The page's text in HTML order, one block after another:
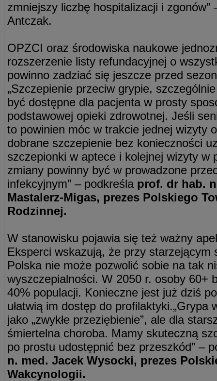
zmniejszy liczbę hospitalizacji i zgonów”
Antczak.
OPZCI oraz środowiska naukowe
rozszerzenie listy refundacyjnej o
powinno zadziać się jeszcze przed
„Szczepienie przeciw grypie,
być dostępne dla pacjenta w prosty
podstawowej opieki zdrowotnej. Jeśli
to powinien móc w trakcie jednej wizyty
dobrane szczepienie bez konieczności
szczepionki w aptece i kolejnej wizyty w
zmiany powinny być w prowadzone
infekcyjnym” – podkreśla prof. dr hab.
Mastalerz-Migas, prezes Polskiego
Rodzinnej.
W stanowisku pojawia się też ważny
Eksperci wskazują, że przy starzejącym
Polska nie może pozwolić sobie na tak
wyszczepialności. W 2050 r. osoby 60+
40% populacji. Konieczne jest już dziś
ułatwią im dostęp do profilaktyki.„Grypa
jako „zwykłe przeziębienie”, ale dla
śmiertelna choroba. Mamy skuteczną
po prostu udostępnić bez przeszkód” –
n. med. Jacek Wysocki, prezes
Wakcynologii.